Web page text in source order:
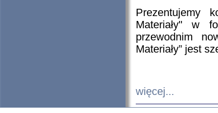
Prezentujemy
Materiały" w
przewodnim
Materiały” jest
więcej...